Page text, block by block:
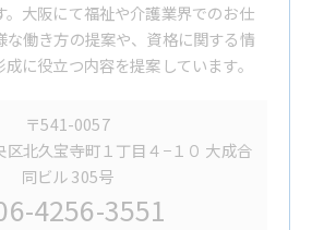
。大阪にて福祉や介護業界でのお仕
な働き方の提案や、資格に関する情
に役立つ内容を提案しています。
〒541-0057
区北久宝寺町１丁目４−１０ 大成合
同ビル 305号
4256-3551